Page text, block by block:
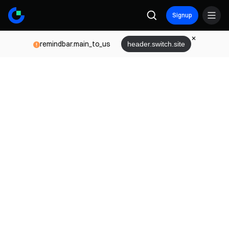
Signup
remindbar.main_to_us header.switch.site